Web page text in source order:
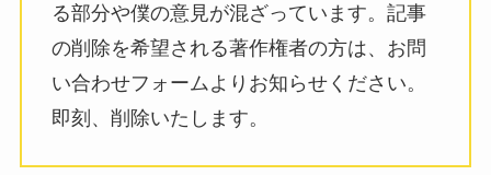
る部分や僕の意見が混ざっています。記事
の削除を希望される著作権者の方は、お問
い合わせフォームよりお知らせください。
即刻、削除いたします。